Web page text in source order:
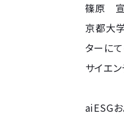
篠原 宣
京都大
ターに
サイエ
aiESG